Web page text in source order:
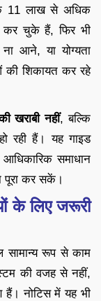
11 लाख से अधिक
कर चुके हैं, फिर भी
आने, या योग्यता
शिकायत कर रहे
खराबी नहीं, बल्कि
रही हैं। यह गाइड
समाधान
पूरा कर सकें।
के लिए जरूरी
सामान्य रूप से काम
की वजह से नहीं,
नोटिस में यह भी